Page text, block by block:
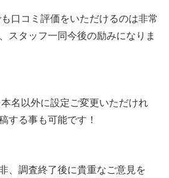
口コミ評価をいただけるのは非常
スタッフ一同今後の励みになりま
名以外に設定ご変更いただけれ
する事も可能です！
、調査終了後に貴重なご意見を